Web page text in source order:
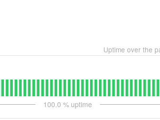
Uptime over the
100.0 % uptime